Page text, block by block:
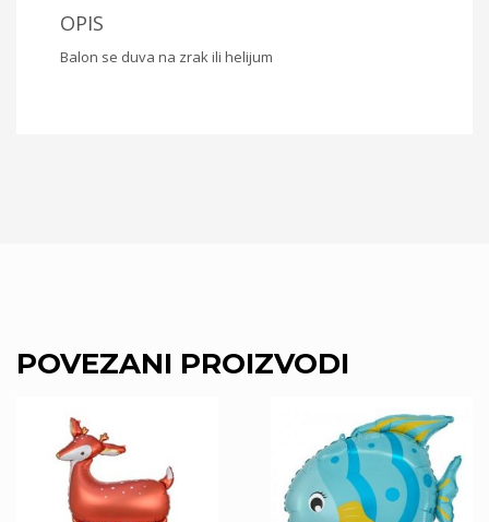
OPIS
Balon se duva na zrak ili helijum
POVEZANI PROIZVODI